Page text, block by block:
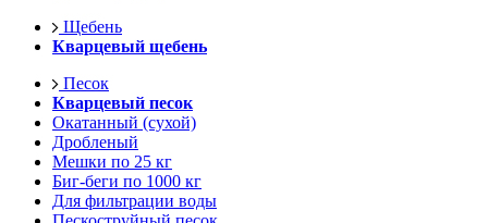
Щебень
Кварцевый щебень
Песок
Кварцевый песок
Окатанный (сухой)
Дробленый
Мешки по 25 кг
Биг-беги по 1000 кг
Для фильтрации воды